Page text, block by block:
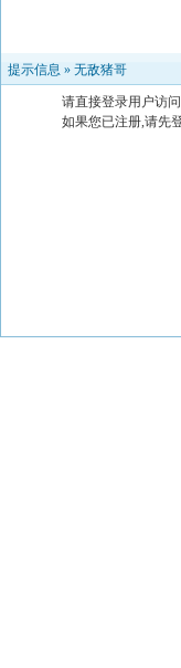
提示信息 » 无敌猪哥
请直接登录用户访
如果您已注册,请先